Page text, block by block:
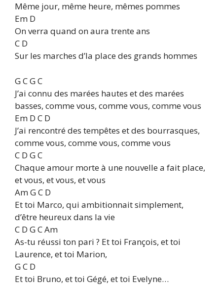
Même jour, même heure, mêmes pommes
Em D
On verra quand on aura trente ans
C D
Sur les marches d’la place des grands hommes
G C G C
J’ai connu des marées hautes et des marées
basses, comme vous, comme vous, comme vous
Em D C D
J’ai rencontré des tempêtes et des bourrasques,
comme vous, comme vous, comme vous
C D G C
Chaque amour morte à une nouvelle a fait place,
et vous, et vous, et vous
Am G C D
Et toi Marco, qui ambitionnait simplement,
d’être heureux dans la vie
C D G C Am
As-tu réussi ton pari ? Et toi François, et toi
Laurence, et toi Marion,
G C D
Et toi Bruno, et toi Gégé, et toi Evelyne…